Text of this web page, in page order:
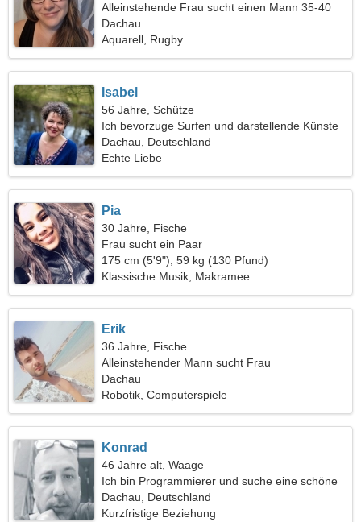
Alleinstehende Frau sucht einen Mann 35-40
Dachau
Aquarell, Rugby
Isabel
56 Jahre, Schütze
Ich bevorzuge Surfen und darstellende Künste
Dachau, Deutschland
Echte Liebe
Pia
30 Jahre, Fische
Frau sucht ein Paar
175 cm (5'9"), 59 kg (130 Pfund)
Klassische Musik, Makramee
Erik
36 Jahre, Fische
Alleinstehender Mann sucht Frau
Dachau
Robotik, Computerspiele
Konrad
46 Jahre alt, Waage
Ich bin Programmierer und suche eine schöne
Frau
Dachau, Deutschland
Kurzfristige Beziehung